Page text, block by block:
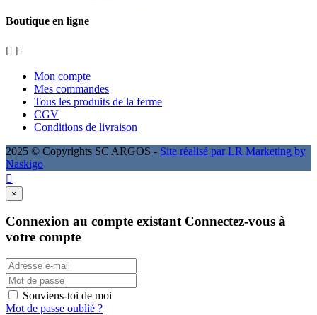
Boutique en ligne
 
Mon compte
Mes commandes
Tous les produits de la ferme
CGV
Conditions de livraison
2025 © Copyrights SC ARGOS - Site réalisé par LR Marketing by
Naskigo

×
Connexion au compte existant Connectez-vous à
votre compte
Souviens-toi de moi
Mot de passe oublié ?